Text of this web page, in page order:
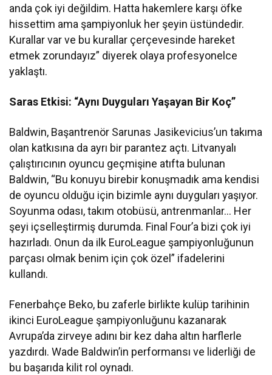
anda çok iyi değildim. Hatta hakemlere karşı öfke
hissettim ama şampiyonluk her şeyin üstündedir.
Kurallar var ve bu kurallar çerçevesinde hareket
etmek zorundayız” diyerek olaya profesyonelce
yaklaştı.
Saras Etkisi: “Aynı Duyguları Yaşayan Bir Koç”
Baldwin, Başantrenör Sarunas Jasikevicius’un takıma
olan katkısına da ayrı bir parantez açtı. Litvanyalı
çalıştırıcının oyuncu geçmişine atıfta bulunan
Baldwin, “Bu konuyu birebir konuşmadık ama kendisi
de oyuncu olduğu için bizimle aynı duyguları yaşıyor.
Soyunma odası, takım otobüsü, antrenmanlar… Her
şeyi içselleştirmiş durumda. Final Four’a bizi çok iyi
hazırladı. Onun da ilk EuroLeague şampiyonluğunun
parçası olmak benim için çok özel” ifadelerini
kullandı.
Fenerbahçe Beko, bu zaferle birlikte kulüp tarihinin
ikinci EuroLeague şampiyonluğunu kazanarak
Avrupa’da zirveye adını bir kez daha altın harflerle
yazdırdı. Wade Baldwin’in performansı ve liderliği de
bu başarıda kilit rol oynadı.